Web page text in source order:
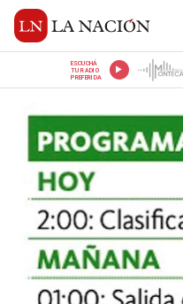
ESCUCHÁ
TU RADIO
PREFERIDA